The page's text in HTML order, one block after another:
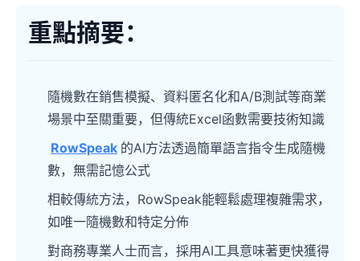
重點摘要：
隨機數在銷售模擬、資料匿名化和A/B測試等商業
場景中至關重要，但傳統Excel函數需要技術知識
RowSpeak 的AI方法透過簡單語言指令生成隨機
數，無需記憶公式
相較傳統方法，RowSpeak能輕鬆處理複雜需求，
如唯一隨機數和特定分佈
對商務專業人士而言，採用AI工具意味著更快獲得